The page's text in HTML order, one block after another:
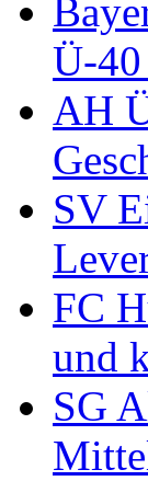
Ü-
AH
SV
FC
und
SG